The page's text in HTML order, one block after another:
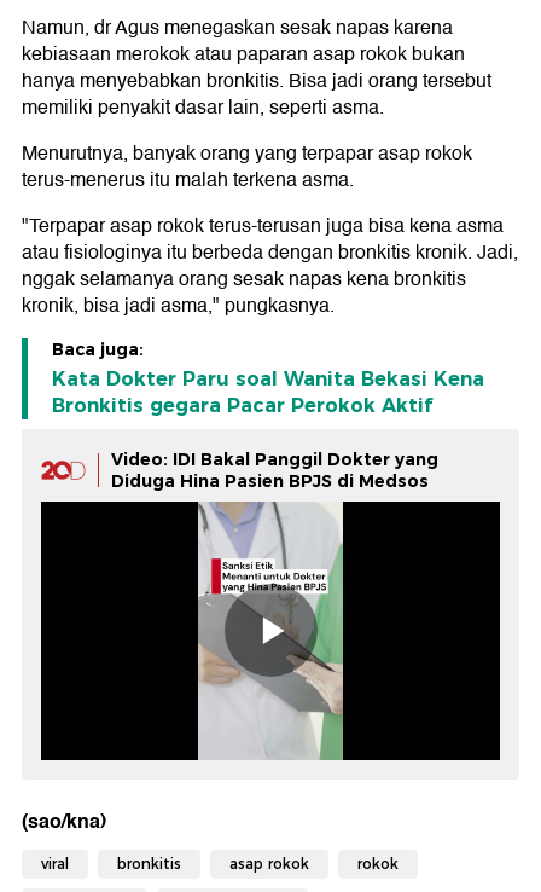
Namun, dr Agus menegaskan sesak napas karena
kebiasaan merokok atau paparan asap rokok bukan
hanya menyebabkan bronkitis. Bisa jadi orang tersebut
memiliki penyakit dasar lain, seperti asma.
Menurutnya, banyak orang yang terpapar asap rokok
terus-menerus itu malah terkena asma.
"Terpapar asap rokok terus-terusan juga bisa kena asma
atau fisiologinya itu berbeda dengan bronkitis kronik. Jadi,
nggak selamanya orang sesak napas kena bronkitis
kronik, bisa jadi asma," pungkasnya.
Baca juga:
Kata Dokter Paru soal Wanita Bekasi Kena
Bronkitis gegara Pacar Perokok Aktif
Video: IDI Bakal Panggil Dokter yang
Diduga Hina Pasien BPJS di Medsos
(sao/kna)
viral bronkitis asap rokok rokok